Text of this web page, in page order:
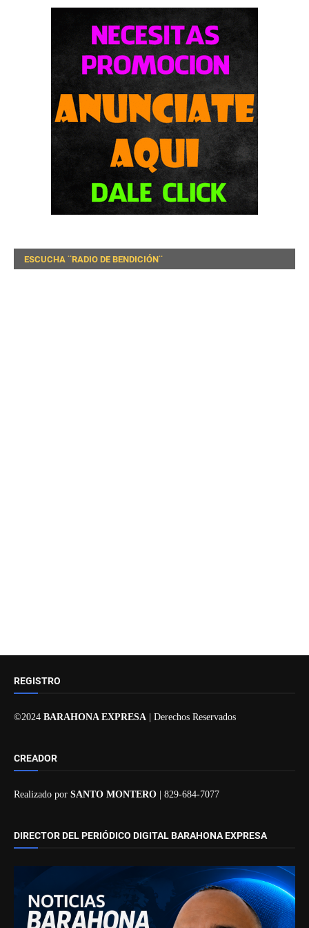
ESCUCHA ¨RADIO DE BENDICIÓN¨
REGISTRO
©2024 BARAHONA EXPRESA | Derechos Reservados
CREADOR
Realizado por SANTO MONTERO | 829-684-7077
DIRECTOR DEL PERIÓDICO DIGITAL BARAHONA EXPRESA